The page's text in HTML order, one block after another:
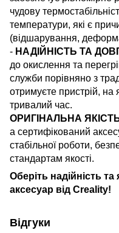
чудову
температури, які є
(відшарування,
- НАДІЙНІСТЬ ТА
до окислення та
служби порівняно з
отримуєте пристрій,
тривалий час.
ОРИГІНАЛЬНА
а сертифікований
стабільної роботи,
стандартам якості.
Оберіть надійність та
аксесуар від Creality!
Відгуки